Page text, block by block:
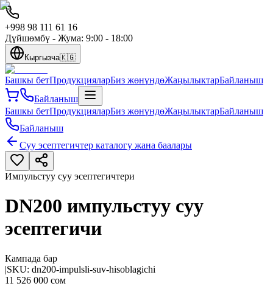
+998 98 111 61 16
Дүйшөмбү - Жума: 9:00 - 18:00
Кыргызча🇰🇬
Башкы бетПродукцияларБиз жөнүндөЖаңылыктарБайланыш
Байланыш
Башкы бетПродукцияларБиз жөнүндөЖаңылыктарБайланыш
Байланыш
Суу эсептегичтер каталогу жана баалары
Импульстуу суу эсептегичтери
DN200 импульстуу суу
эсептегичи
Кампада бар
|SKU: dn200-impulsli-suv-hisoblagichi
11 526 000 сом